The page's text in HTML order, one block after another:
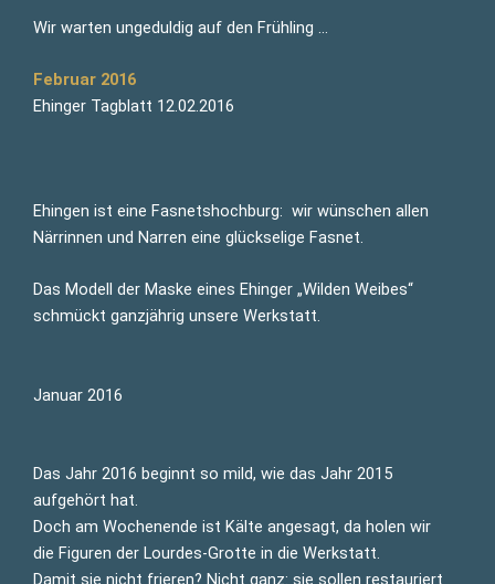
Wir warten ungeduldig auf den Frühling …
Februar 2016
Ehinger Tagblatt 12.02.2016
Ehingen ist eine Fasnetshochburg: wir wünschen allen
Närrinnen und Narren eine glückselige Fasnet.
Das Modell der Maske eines Ehinger „Wilden Weibes“
schmückt ganzjährig unsere Werkstatt.
Januar 2016
Das Jahr 2016 beginnt so mild, wie das Jahr 2015
aufgehört hat.
Doch am Wochenende ist Kälte angesagt, da holen wir
die Figuren der Lourdes-Grotte in die Werkstatt.
Damit sie nicht frieren? Nicht ganz: sie sollen restauriert